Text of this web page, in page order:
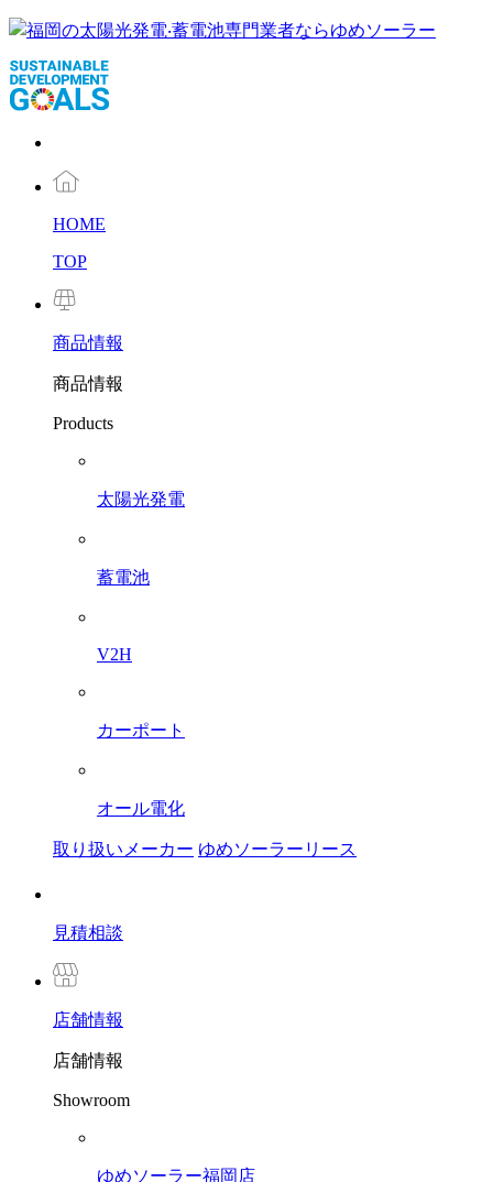
HOME
TOP
商品情報
商品情報
Products
太陽光発電
蓄電池
V2H
カーポート
オール電化
取り扱いメーカー ゆめソーラーリース
見積相談
店舗情報
店舗情報
Showroom
ゆめソーラー福岡店